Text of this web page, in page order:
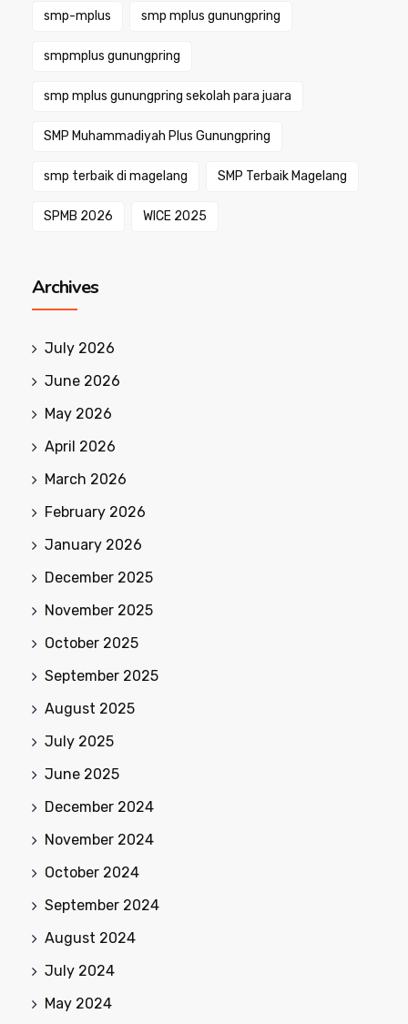
smp-mplus smp mplus gunungpring
smpmplus gunungpring
smp mplus gunungpring sekolah para juara
SMP Muhammadiyah Plus Gunungpring
smp terbaik di magelang SMP Terbaik Magelang
SPMB 2026 WICE 2025
Archives
July 2026
June 2026
May 2026
April 2026
March 2026
February 2026
January 2026
December 2025
November 2025
October 2025
September 2025
August 2025
July 2025
June 2025
December 2024
November 2024
October 2024
September 2024
August 2024
July 2024
May 2024